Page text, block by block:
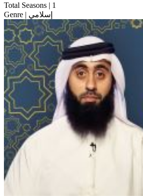
Total Seasons | 1
Genre
| إسلامي